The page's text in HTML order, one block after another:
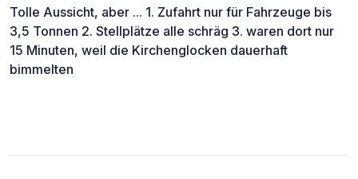
Tolle Aussicht, aber ... 1. Zufahrt nur für Fahrzeuge bis
3,5 Tonnen 2. Stellplätze alle schräg 3. waren dort nur
15 Minuten, weil die Kirchenglocken dauerhaft
bimmelten